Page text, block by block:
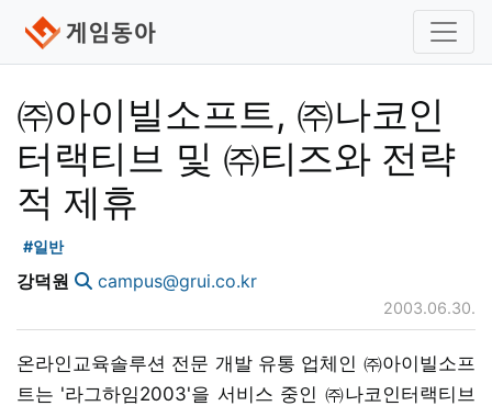
㈜아이빌소프트, ㈜나코인
터랙티브 및 ㈜티즈와 전략
적 제휴
#일반
강덕원 campus@grui.co.kr
2003.06.30.
온라인교육솔루션 전문 개발 유통 업체인 ㈜아이빌소프
트는 '라그하임2003'을 서비스 중인 ㈜나코인터랙티브